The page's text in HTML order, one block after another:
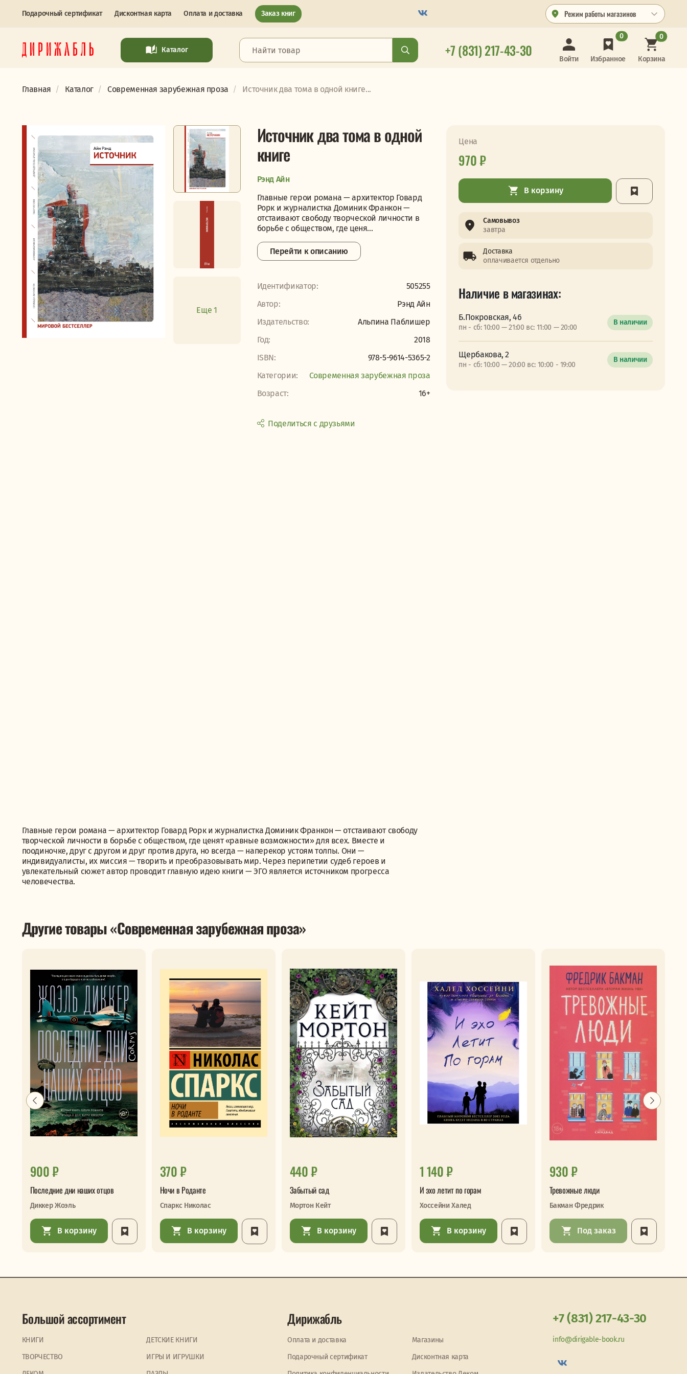
Подарочный сертификат Дисконтная карта Оплата и доставка Заказ книг Режим работы магазинов
Каталог +7 (831) 217-43-30 Войти Избранное
0
Корзина
0
Главная Каталог Современная зарубежная проза Источник два тома в одной книге...
Еще 1
Источник два тома в одной
книге
Рэнд Айн
Главные герои романа — архитектор Говард
Рорк и журналистка Доминик Франкон —
отстаивают свободу творческой личности в
борьбе с обществом, где ценя...
Перейти к описанию
Идентификатор:
505255
Автор:
Рэнд Айн
Издательство:
Альпина Паблишер
Год:
2018
ISBN:
978-5-9614-5365-2
Категории:
Современная зарубежная проза
Возраст:
16+
Поделиться с друзьями
Главные герои романа — архитектор Говард Рорк и журналистка Доминик Франкон — отстаивают свободу
творческой личности в борьбе с обществом, где ценят «равные возможности» для всех. Вместе и
поодиночке, друг с другом и друг против друга, но всегда — наперекор устоям толпы. Они —
индивидуалисты, их миссия — творить и преобразовывать мир. Через перипетии судеб героев и
увлекательный сюжет автор проводит главную идею книги — ЭГО является источником прогресса
человечества.
Цена
970 ₽
В корзину
Самовывоз
завтра
Доставка
оплачивается отдельно
Наличие в магазинах:
Б.Покровская, 46
пн - сб: 10:00 — 21:00 вс: 11:00 — 20:00
В наличии
Щербакова, 2
пн - сб: 10:00 — 20:00 вс: 10:00 - 19:00
В наличии
Другие товары «Современная зарубежная проза»
900 ₽
Последние дни наших отцов
Диккер Жоэль
В корзину
370 ₽
Ночи в Роданте
Спаркс Николас
В корзину
440 ₽
Забытый сад
Мортон Кейт
В корзину
1 140 ₽
И эхо летит по горам
Хоссейни Халед
В корзину
930 ₽
Тревожные люди
Бакман Фредрик
Под заказ
Большой ассортимент
КНИГИ
ДЕТСКИЕ КНИГИ
ТВОРЧЕСТВО
ИГРЫ И ИГРУШКИ
Дирижабль
Оплата и доставка
Магазины
Подарочный сертификат
Дисконтная карта
+7 (831) 217-43-30
info@dirigable-book.ru